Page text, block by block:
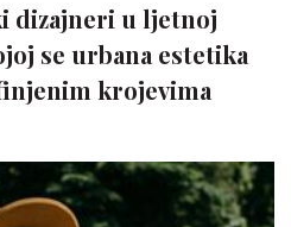
dizajneri u ljetnoj
se urbana estetika
krojevima